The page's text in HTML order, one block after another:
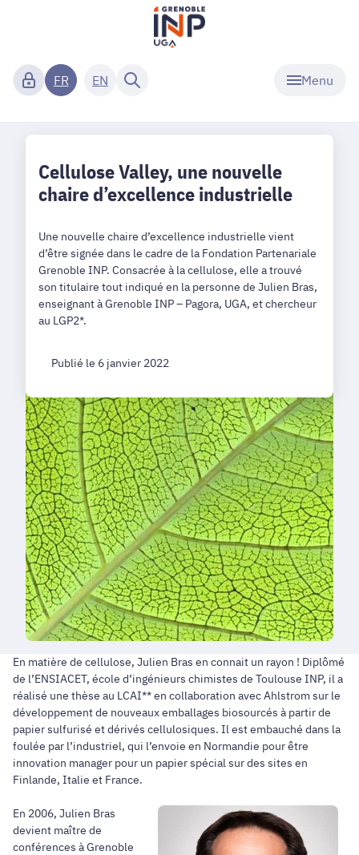
Menu
FR EN
Cellulose Valley, une nouvelle
chaire d’excellence industrielle
Une nouvelle chaire d’excellence industrielle vient
d’être signée dans le cadre de la Fondation Partenariale
Grenoble INP. Consacrée à la cellulose, elle a trouvé
son titulaire tout indiqué en la personne de Julien Bras,
enseignant à Grenoble INP – Pagora, UGA, et chercheur
au LGP2*.
Publié le 6 janvier 2022
En matière de cellulose, Julien Bras en connait un rayon ! Diplômé
de l’ENSIACET, école d’ingénieurs chimistes de Toulouse INP, il a
réalisé une thèse au LCAI** en collaboration avec Ahlstrom sur le
développement de nouveaux emballages biosourcés à partir de
papier sulfurisé et dérivés cellulosiques. Il est embauché dans la
foulée par l’industriel, qui l’envoie en Normandie pour être
innovation manager pour un papier spécial sur des sites en
Finlande, Italie et France.
En 2006, Julien Bras
devient maître de
conférences à Grenoble